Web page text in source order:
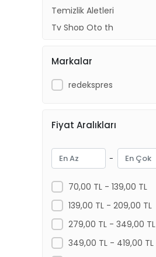
Temizlik Aletleri
Tv Shop Oto th
Markalar
redekspres
Fiyat Aralıkları
-
70,00 TL - 139,00 TL
139,00 TL - 209,00 TL
279,00 TL - 349,00 TL
349,00 TL - 419,00 TL